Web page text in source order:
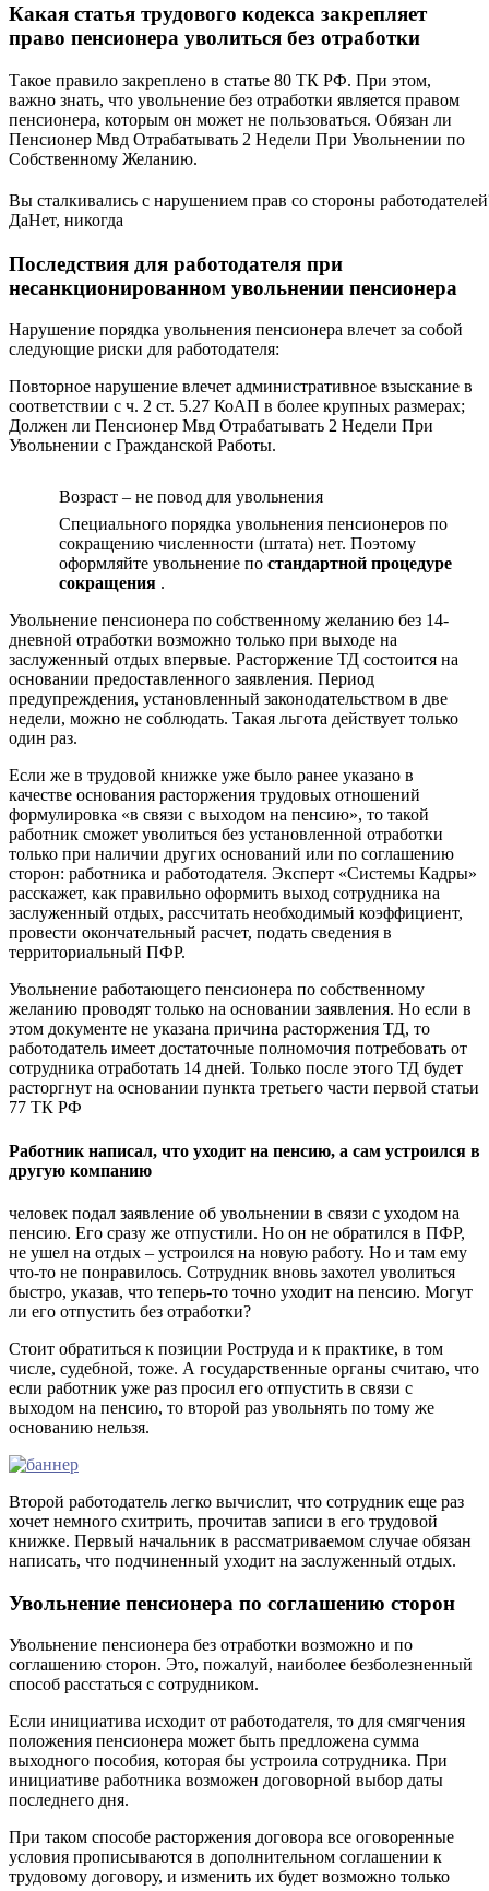
Какая статья трудового кодекса закрепляет
право пенсионера уволиться без отработки
Такое правило закреплено в статье 80 ТК РФ. При этом,
важно знать, что увольнение без отработки является правом
пенсионера, которым он может не пользоваться. Обязан ли
Пенсионер Мвд Отрабатывать 2 Недели При Увольнении по
Собственному Желанию.
Вы сталкивались с нарушением прав со стороны
ДаНет, никогда
Последствия для работодателя при
несанкционированном увольнении пенсионера
Нарушение порядка увольнения пенсионера влечет за собой
следующие риски для работодателя:
Повторное нарушение влечет административное взыскание в
соответствии с ч. 2 ст. 5.27 КоАП в более крупных размерах;
Должен ли Пенсионер Мвд Отрабатывать 2 Недели При
Увольнении с Гражданской Работы.
Возраст – не повод для увольнения
Специального порядка увольнения пенсионеров по
сокращению численности (штата) нет. Поэтому
оформляйте увольнение по стандартной процедуре
сокращения .
Увольнение пенсионера по собственному желанию без 14-
дневной отработки возможно только при выходе на
заслуженный отдых впервые. Расторжение ТД состоится на
основании предоставленного заявления. Период
предупреждения, установленный законодательством в две
недели, можно не соблюдать. Такая льгота действует только
один раз.
Если же в трудовой книжке уже было ранее указано в
качестве основания расторжения трудовых отношений
формулировка «в связи с выходом на пенсию», то такой
работник сможет уволиться без установленной отработки
только при наличии других оснований или по соглашению
сторон: работника и работодателя. Эксперт «Системы Кадры»
расскажет, как правильно оформить выход сотрудника на
заслуженный отдых, рассчитать необходимый коэффициент,
провести окончательный расчет, подать сведения в
территориальный ПФР.
Увольнение работающего пенсионера по собственному
желанию проводят только на основании заявления. Но если в
этом документе не указана причина расторжения ТД, то
работодатель имеет достаточные полномочия потребовать от
сотрудника отработать 14 дней. Только после этого ТД будет
расторгнут на основании пункта третьего части первой статьи
77 ТК РФ
Работник написал, что уходит на пенсию, а сам устроился в
другую компанию
человек подал заявление об увольнении в связи с уходом на
пенсию. Его сразу же отпустили. Но он не обратился в ПФР,
не ушел на отдых – устроился на новую работу. Но и там ему
что-то не понравилось. Сотрудник вновь захотел уволиться
быстро, указав, что теперь-то точно уходит на пенсию. Могут
ли его отпустить без отработки?
Стоит обратиться к позиции Роструда и к практике, в том
числе, судебной, тоже. А государственные органы считаю, что
если работник уже раз просил его отпустить в связи с
выходом на пенсию, то второй раз увольнять по тому же
основанию нельзя.
Второй работодатель легко вычислит, что сотрудник еще раз
хочет немного схитрить, прочитав записи в его трудовой
книжке. Первый начальник в рассматриваемом случае обязан
написать, что подчиненный уходит на заслуженный отдых.
Увольнение пенсионера по соглашению сторон
Увольнение пенсионера без отработки возможно и по
соглашению сторон. Это, пожалуй, наиболее безболезненный
способ расстаться с сотрудником.
Если инициатива исходит от работодателя, то для смягчения
положения пенсионера может быть предложена сумма
выходного пособия, которая бы устроила сотрудника. При
инициативе работника возможен договорной выбор даты
последнего дня.
При таком способе расторжения договора все оговоренные
условия прописываются в дополнительном соглашении к
трудовому договору, и изменить их будет возможно только